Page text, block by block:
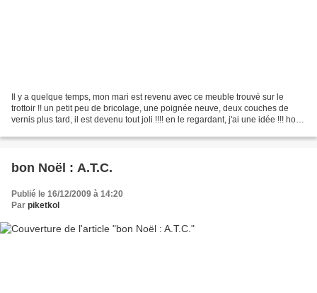
Il y a quelque temps, mon mari est revenu avec ce meuble trouvé sur le
trottoir !! un petit peu de bricolage, une poignée neuve, deux couches de
vernis plus tard, il est devenu tout joli !!!! en le regardant, j'ai une idée !!! hop,
bon Noël : A.T.C.
Publié le 16/12/2009 à 14:20
Par piketkol